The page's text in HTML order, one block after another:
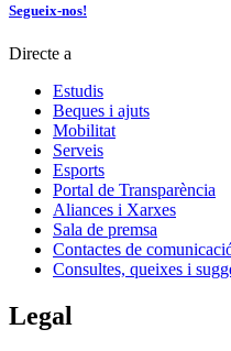
Segueix-nos!
Directe a
Estudis
Beques i ajuts
Mobilitat
Serveis
Esports
Portal de Transparència
Aliances i Xarxes
Sala de premsa
Contactes de
Consultes, queixes i
Legal